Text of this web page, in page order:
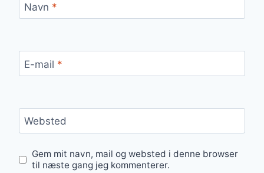
Navn *
E-mail *
Websted
Gem mit navn, mail og websted i denne browser
til næste gang jeg kommenterer.